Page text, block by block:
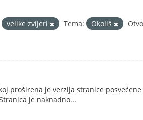
velike zvijeri Tema: Okoliš
proširena je verzija stranice
je naknadno...